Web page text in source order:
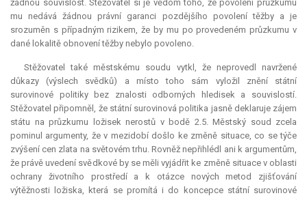
žádnou souvislost. Stěžovatel si je vědom toho, že povolení průzkumu
mu nedává žádnou právní garanci pozdějšího povolení těžby a je
srozuměn s případným rizikem, že by mu po provedeném průzkumu v
dané lokalitě obnovení těžby nebylo povoleno.
Stěžovatel také městskému soudu vytkl, že neprovedl navržené
důkazy (výslech svědků) a místo toho sám vyložil znění státní
surovinové politiky bez znalosti odborných hledisek a souvislostí.
Stěžovatel připomněl, že státní surovinová politika jasně deklaruje zájem
státu na průzkumu ložisek nerostů v bodě 2.5. Městský soud zcela
pominul argumenty, že v mezidobí došlo ke změně situace, co se týče
zvýšení cen zlata na světovém trhu. Rovněž nepřihlédl ani k argumentům,
že právě uvedení svědkové by se měli vyjádřit ke změně situace v oblasti
ochrany životního prostředí a k otázce nových metod zjišťování
výtěžnosti ložiska, která se promítá i do koncepce státní surovinové